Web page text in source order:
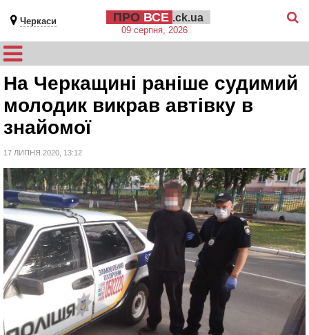
Черкаси ПРО ВСЕ .ck.ua
09 серпня, 2026
На Черкащині раніше судимий
молодик викрав автівку в
знайомої
17 ЛИПНЯ 2020, 13:12